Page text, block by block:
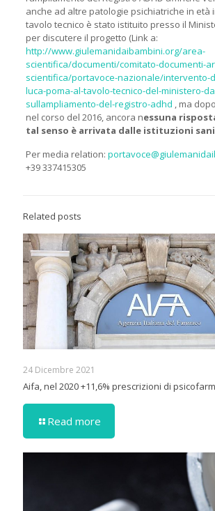
anche ad altre patologie psichiatriche in età
tavolo tecnico è stato istituito presso il
per discutere il progetto (Link a:
http://www.giulemanidaibambini.org/area-
scientifica/documenti/comitato-documenti-
scientifica/portavoce-nazionale/intervento-
luca-poma-al-tavolo-tecnico-del-ministero-
sullampliamento-del-registro-adhd , ma
nel corso del 2016, ancora nessuna
tal senso è arrivata dalle istituzioni
Per media relation:
+39 337415305
Related posts
24 Dicembre 2021
Aifa, nel 2020 +11,6% prescrizioni di
Read more